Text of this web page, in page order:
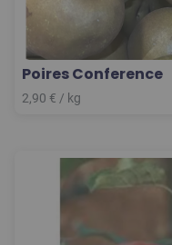
Poires Conference
2,90 € / kg